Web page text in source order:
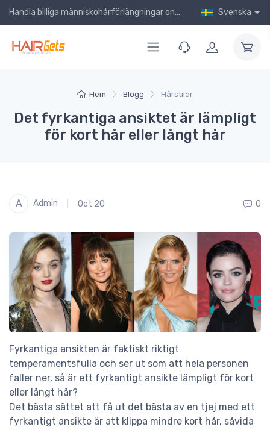
Handla billiga människohårförlängningar online! Svenska
Hem Blogg Hårstilar
Det fyrkantiga ansiktet är lämpligt
för kort hår eller långt hår
A Admin Oct 20 0
Fyrkantiga ansikten är faktiskt riktigt
temperamentsfulla och ser ut som att hela personen
faller ner, så är ett fyrkantigt ansikte lämpligt för kort
eller långt hår?
Det bästa sättet att få ut det bästa av en tjej med ett
fyrkantigt ansikte är att klippa mindre kort hår, såvida